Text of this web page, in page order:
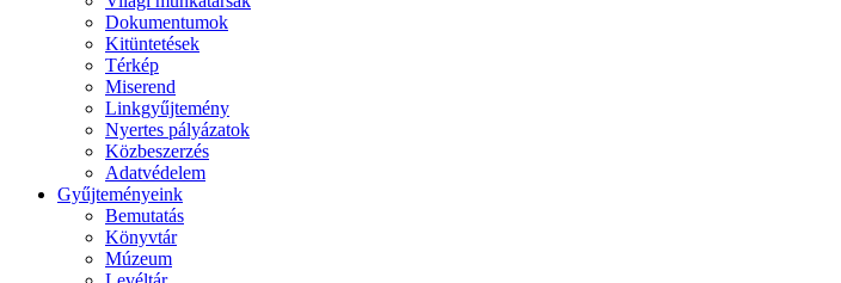
Dokumentumok
Kitüntetések
Térkép
Miserend
Linkgyűjtemény
Nyertes pályázatok
Közbeszerzés
Adatvédelem
Gyűjteményeink
Bemutatás
Könyvtár
Múzeum